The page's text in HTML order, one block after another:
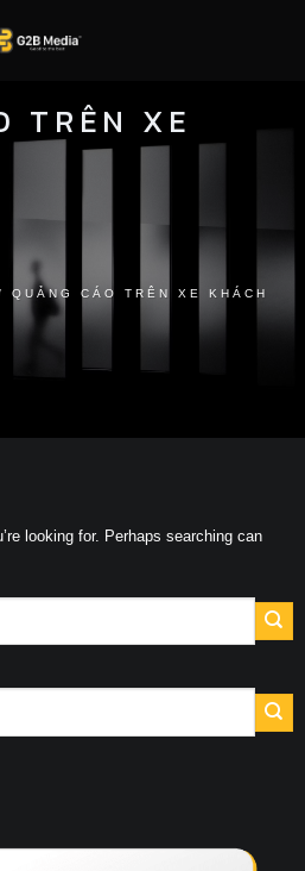
TRÊN XE
QUẢNG CÁO TRÊN XE KHÁCH
looking for. Perhaps searching can